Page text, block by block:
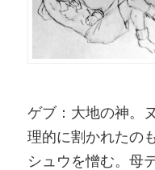
ゲブ：大地の神。
理的に割かれたの
シュウを憎む。母